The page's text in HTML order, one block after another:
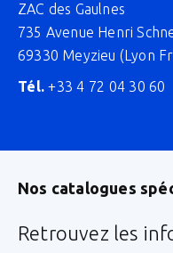
ZAC des Gaulnes
735 Avenue Henri
69330 Meyzieu (Lyon
Tél. +33 4 72 04 30 60
Nos catalogues
Retrouvez les